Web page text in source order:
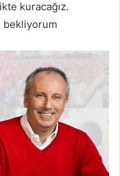
kuracağız.
bekliyorum